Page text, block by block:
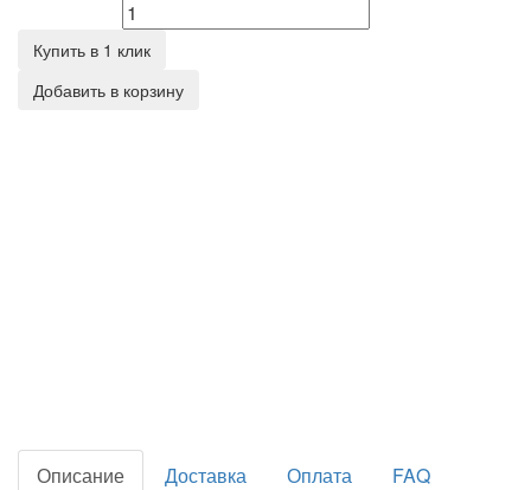
Купить в 1 клик
Добавить в корзину
Описание Доставка Оплата
FAQ